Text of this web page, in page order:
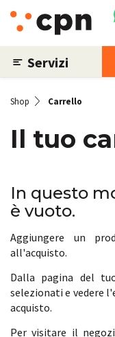
Servizi
Shop Carrello
Il tuo
In questo
è vuoto.
Aggiungere un
all'acquisto.
Dalla pagina del
selezionati e vedere
acquisto.
Per visitare il